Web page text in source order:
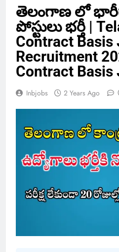
తెలంగాణ లో
పోస్టులు భర్తీ |
Contract Basis
Recruitment
Contract Basis
Inbjobs 2 Years Ago